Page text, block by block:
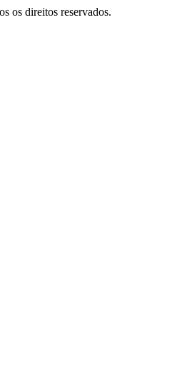
os direitos reservados.